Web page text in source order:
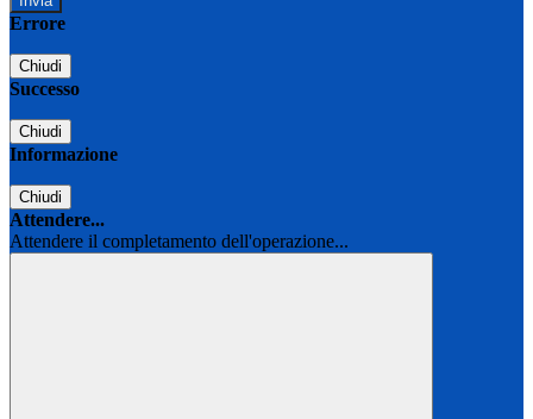
Errore
Chiudi
Successo
Chiudi
Informazione
Chiudi
Attendere...
Attendere il completamento dell'operazione...